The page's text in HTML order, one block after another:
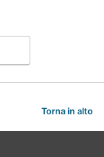
Torna in alto